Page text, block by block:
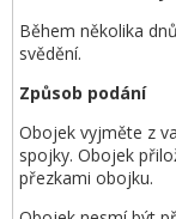
Během několika
svědění.
Způsob podání
Obojek vyjměte z
spojky. Obojek
přezkami obojku.